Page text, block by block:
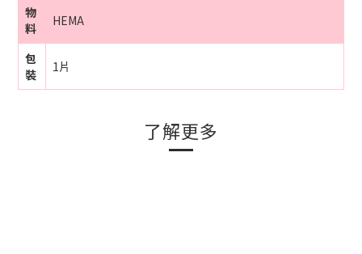
物
料
HEMA
包
裝
1片
了解更多